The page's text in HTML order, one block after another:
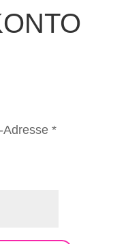
Adresse *Erforderlich